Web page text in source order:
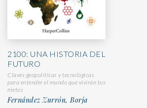
2100: UNA HISTORIA DEL
FUTURO
Claves geopolíticas y tecnológicas
para entender el mundo que vivirán tus
nietos
Fernández Zurrón, Borja